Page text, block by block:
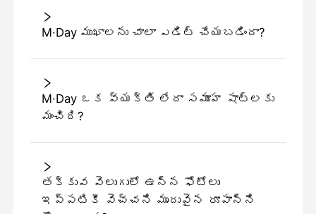
M·Day ముఖాలను చాలా ఎడిట్ చేయబడిందా?
M·Day ఒక వ్యక్తి లేదా సమూహ షాట్లకు
మంచిది?
తక్కువ వెలుగులో ఉన్న ఫోటోలు
ఇప్పటికీ వెచ్చని మృదువైన రూపాన్ని